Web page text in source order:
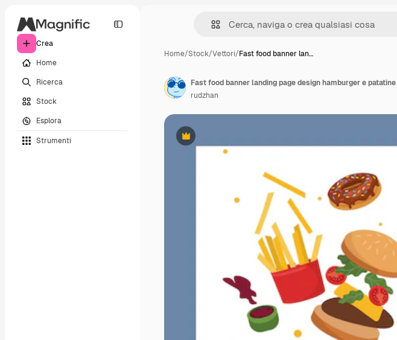
Crea
Home
Ricerca
Stock
Esplora
Strumenti
Home/Stock/Vettori/Fast food banner lan…
Premium
rudzhan